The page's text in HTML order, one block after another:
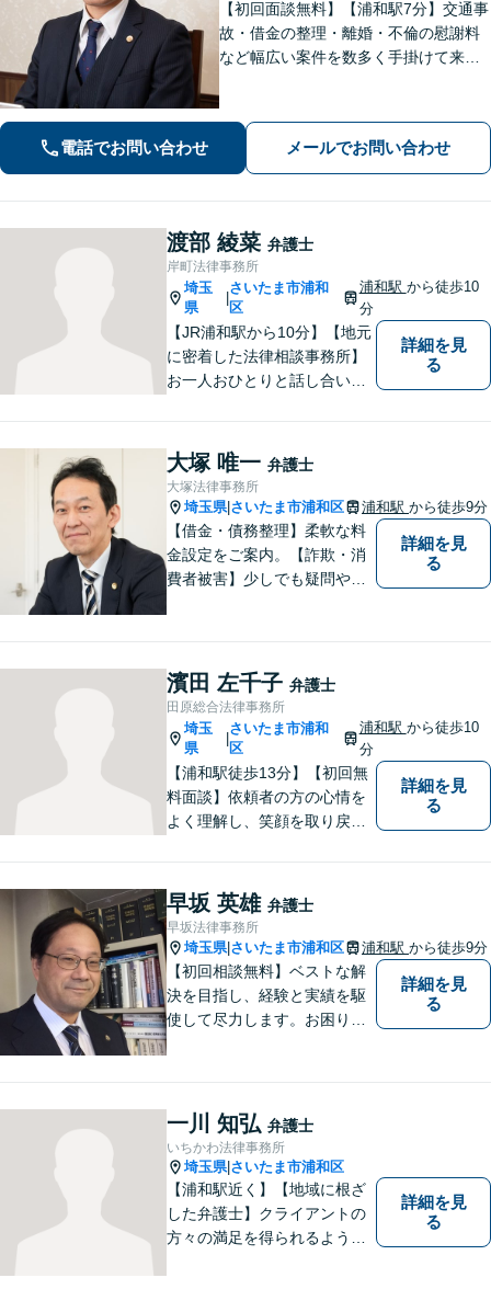
【初回面談無料】【浦和駅7分】交通事
故・借金の整理・離婚・不倫の慰謝料
など幅広い案件を数多く手掛けて来ま
出すことを心がけています。まずはご
相談ください。
電話でお問い合わせ メールでお問い合わせ
渡部 綾菜 弁護士
岸町法律事務所
埼玉
県
|
さいたま市浦和
区
浦和駅 から徒歩10
分
【JR浦和駅から10分】【地元
に密着した法律相談事務所】
お一人おひとりと話し合い、
行っております。お役に立て
ることがあれば、ぜひお手伝
いさせてください。【平日21
時まで対応可】
詳細を見
る
大塚 唯一 弁護士
大塚法律事務所
埼玉県| さいたま市浦和区 浦和駅 から徒歩9分
【借金・債務整理】柔軟な料
金設定をご案内。【詐欺・消
費者被害】少しでも疑問や不
【刑事事件】スピーディーな
接見を重視！少年事件は子ど
もたちの将来を見据えてサポ
ート。
詳細を見
る
濱田 左千子 弁護士
田原総合法律事務所
埼玉
県
|
さいたま市浦和
区
浦和駅 から徒歩10
分
【浦和駅徒歩13分】【初回無
料面談】依頼者の方の心情を
よく理解し、笑顔を取り戻す
婚・男女問題／親権／遺産・
相続／交通事故のお困りごと
はお任せください！休日・夜
間にも対応可能◎【駐車場あ
り】
詳細を見
る
早坂 英雄 弁護士
早坂法律事務所
埼玉県| さいたま市浦和区 浦和駅 から徒歩9分
【初回相談無料】ベストな解
決を目指し、経験と実績を駆
使して尽力します。お困りの
詳細を見
る
一川 知弘 弁護士
いちかわ法律事務所
埼玉県| さいたま市浦和区
【浦和駅近く】【地域に根ざ
した弁護士】クライアントの
方々の満足を得られるよう最
詳細を見
る